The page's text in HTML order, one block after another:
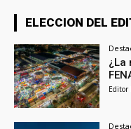
ELECCION DEL
¿La
Editor